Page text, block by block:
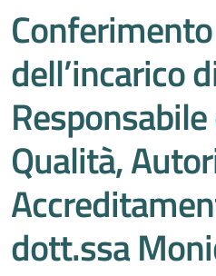
Conferimento
dell’incarico
Qualità,
dott.ssa